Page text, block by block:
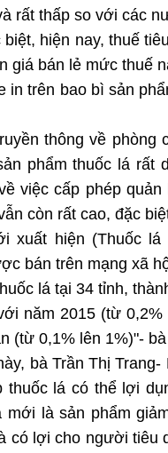
rất thấp so với các
hiện nay, thuế
giá bán lẻ mức thuế
in trên bao bì sản
thông về
phẩm thuốc lá
việc cấp phép
còn rất cao, đặc
xuất hiện (Thuốc
bán trên mạng xã
lá tại 34 tỉnh,
năm 2015 (từ
(từ 0,1% lên 1%)"-
bà Trần Thị
thuốc lá có thể lợi
là sản phẩm
có lợi cho người